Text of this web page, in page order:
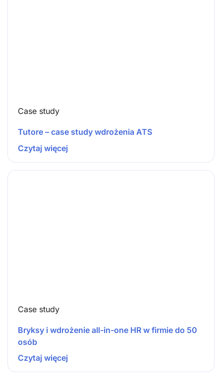
Case study
Tutore – case study wdrożenia ATS
Czytaj więcej
Case study
Bryksy i wdrożenie all-in-one HR w firmie do 50
osób
Czytaj więcej